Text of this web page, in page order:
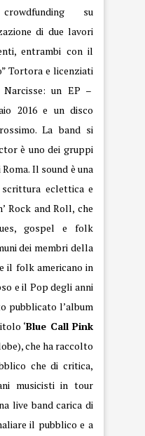
su
di due lavori
entrambi con il
Tortora e licenziati
Narcisse: un EP –
2016 e un disco
La band si
è uno dei gruppi
Il sound è una
eclettica e
Rock and Roll, che
gospel e folk
dei membri della
il folk americano in
e il Pop degli anni
pubblicato l’album
‘Blue Call Pink
che ha raccolto
che di critica,
musicisti in tour
live band carica di
il pubblico e a